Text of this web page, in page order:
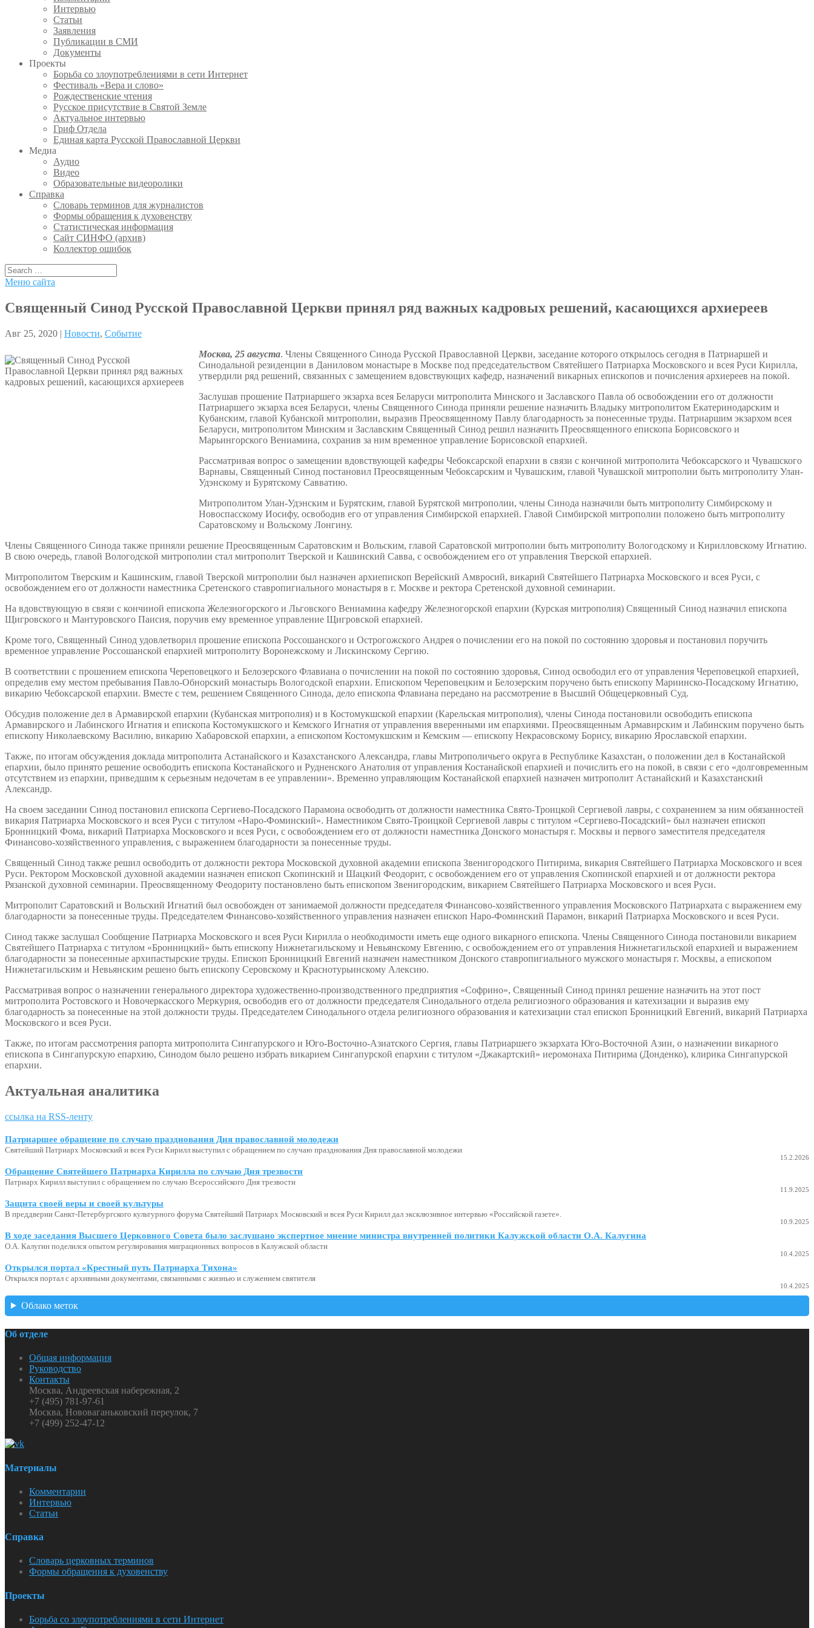
Интервью
Статьи
Заявления
Публикации в СМИ
Документы
Проекты
Борьба со злоупотреблениями в сети Интернет
Фестиваль «Вера и слово»
Рождественские чтения
Русское присутствие в Святой Земле
Актуальное интервью
Гриф Отдела
Единая карта Русской Православной Церкви
Медиа
Аудио
Видео
Образовательные видеоролики
Справка
Словарь терминов для журналистов
Формы обращения к духовенству
Статистическая информация
Сайт СИНФО (архив)
Коллектор ошибок
Меню сайта
Священный Синод Русской Православной Церкви принял ряд важных кадровых решений, касающихся архиереев
Авг 25, 2020 | Новости, Событие
Москва, 25 августа. Члены Священного Синода Русской Православной Церкви, заседание которого открылось сегодня в Патриаршей и
Синодальной резиденции в Даниловом монастыре в Москве под председательством Святейшего Патриарха Московского и всея Руси Кирилла,
утвердили ряд решений, связанных с замещением вдовствующих кафедр, назначений викарных епископов и почисления архиереев на покой.
Заслушав прошение Патриаршего экзарха всея Беларуси митрополита Минского и Заславского Павла об освобождении его от должности
Патриаршего экзарха всея Беларуси, члены Священного Синода приняли решение назначить Владыку митрополитом Екатеринодарским и
Кубанским, главой Кубанской митрополии, выразив Преосвященному Павлу благодарность за понесенные труды. Патриаршим экзархом всея
Беларуси, митрополитом Минским и Заславским Священный Синод решил назначить Преосвященного епископа Борисовского и
Марьингорского Вениамина, сохранив за ним временное управление Борисовской епархией.
Рассматривая вопрос о замещении вдовствующей кафедры Чебоксарской епархии в связи с кончиной митрополита Чебоксарского и Чувашского
Варнавы, Священный Синод постановил Преосвященным Чебоксарским и Чувашским, главой Чувашской митрополии быть митрополиту Улан-
Удэнскому и Бурятскому Савватию.
Митрополитом Улан-Удэнским и Бурятским, главой Бурятской митрополии, члены Синода назначили быть митрополиту Симбирскому и
Новоспасскому Иосифу, освободив его от управления Симбирской епархией. Главой Симбирской митрополии положено быть митрополиту
Саратовскому и Вольскому Лонгину.
Члены Священного Синода также приняли решение Преосвященным Саратовским и Вольским, главой Саратовской митрополии быть митрополиту Вологодскому и Кирилловскому Игнатию.
В свою очередь, главой Вологодской митрополии стал митрополит Тверской и Кашинский Савва, с освобождением его от управления Тверской епархией.
Митрополитом Тверским и Кашинским, главой Тверской митрополии был назначен архиепископ Верейский Амвросий, викарий Святейшего Патриарха Московского и всея Руси, с
освобождением его от должности наместника Сретенского ставропигиального монастыря в г. Москве и ректора Сретенской духовной семинарии.
На вдовствующую в связи с кончиной епископа Железногорского и Льговского Вениамина кафедру Железногорской епархии (Курская митрополия) Священный Синод назначил епископа
Щигровского и Мантуровского Паисия, поручив ему временное управление Щигровской епархией.
Кроме того, Священный Синод удовлетворил прошение епископа Россошанского и Острогожского Андрея о почислении его на покой по состоянию здоровья и постановил поручить
временное управление Россошанской епархией митрополиту Воронежскому и Лискинскому Сергию.
В соответствии с прошением епископа Череповецкого и Белозерского Флавиана о почислении на покой по состоянию здоровья, Синод освободил его от управления Череповецкой епархией,
определив ему местом пребывания Павло-Обнорский монастырь Вологодской епархии. Епископом Череповецким и Белозерским поручено быть епископу Мариинско-Посадскому Игнатию,
викарию Чебоксарской епархии. Вместе с тем, решением Священного Синода, дело епископа Флавиана передано на рассмотрение в Высший Общецерковный Суд.
Обсудив положение дел в Армавирской епархии (Кубанская митрополия) и в Костомукшской епархии (Карельская митрополия), члены Синода постановили освободить епископа
Армавирского и Лабинского Игнатия и епископа Костомукшского и Кемского Игнатия от управления вверенными им епархиями. Преосвященным Армавирским и Лабинским поручено быть
епископу Николаевскому Василию, викарию Хабаровской епархии, а епископом Костомукшским и Кемским — епископу Некрасовскому Борису, викарию Ярославской епархии.
Также, по итогам обсуждения доклада митрополита Астанайского и Казахстанского Александра, главы Митрополичьего округа в Республике Казахстан, о положении дел в Костанайской
епархии, было принято решение освободить епископа Костанайского и Рудненского Анатолия от управления Костанайской епархией и почислить его на покой, в связи с его «долговременным
отсутствием из епархии, приведшим к серьезным недочетам в ее управлении». Временно управляющим Костанайской епархией назначен митрополит Астанайский и Казахстанский
Александр.
На своем заседании Синод постановил епископа Сергиево-Посадского Парамона освободить от должности наместника Свято-Троицкой Сергиевой лавры, с сохранением за ним обязанностей
викария Патриарха Московского и всея Руси с титулом «Наро-Фоминский». Наместником Свято-Троицкой Сергиевой лавры с титулом «Сергиево-Посадский» был назначен епископ
Бронницкий Фома, викарий Патриарха Московского и всея Руси, с освобождением его от должности наместника Донского монастыря г. Москвы и первого заместителя председателя
Финансово-хозяйственного управления, с выражением благодарности за понесенные труды.
Священный Синод также решил освободить от должности ректора Московской духовной академии епископа Звенигородского Питирима, викария Святейшего Патриарха Московского и всея
Руси. Ректором Московской духовной академии назначен епископ Скопинский и Шацкий Феодорит, с освобождением его от управления Скопинской епархией и от должности ректора
Рязанской духовной семинарии. Преосвященному Феодориту постановлено быть епископом Звенигородским, викарием Святейшего Патриарха Московского и всея Руси.
Митрополит Саратовский и Вольский Игнатий был освобожден от занимаемой должности председателя Финансово-хозяйственного управления Московского Патриархата с выражением ему
благодарности за понесенные труды. Председателем Финансово-хозяйственного управления назначен епископ Наро-Фоминский Парамон, викарий Патриарха Московского и всея Руси.
Синод также заслушал Сообщение Патриарха Московского и всея Руси Кирилла о необходимости иметь еще одного викарного епископа. Члены Священного Синода постановили викарием
Святейшего Патриарха с титулом «Бронницкий» быть епископу Нижнетагильскому и Невьянскому Евгению, с освобождением его от управления Нижнетагильской епархией и выражением
благодарности за понесенные архипастырские труды. Епископ Бронницкий Евгений назначен наместником Донского ставропигиального мужского монастыря г. Москвы, а епископом
Нижнетагильским и Невьянским решено быть епископу Серовскому и Краснотурьинскому Алексию.
Рассматривая вопрос о назначении генерального директора художественно-производственного предприятия «Софрино», Священный Синод принял решение назначить на этот пост
митрополита Ростовского и Новочеркасского Меркурия, освободив его от должности председателя Синодального отдела религиозного образования и катехизации и выразив ему
благодарность за понесенные на этой должности труды. Председателем Синодального отдела религиозного образования и катехизации стал епископ Бронницкий Евгений, викарий Патриарха
Московского и всея Руси.
Также, по итогам рассмотрения рапорта митрополита Сингапурского и Юго-Восточно-Азиатского Сергия, главы Патриаршего экзархата Юго-Восточной Азии, о назначении викарного
епископа в Сингапурскую епархию, Синодом было решено избрать викарием Сингапурской епархии с титулом «Джакартский» иеромонаха Питирима (Донденко), клирика Сингапурской
епархии.
Актуальная аналитика
ссылка на RSS-ленту
Патриаршее обращение по случаю празднования Дня православной молодежи
Святейший Патриарх Московский и всея Руси Кирилл выступил с обращением по случаю празднования Дня православной молодежи
15.2.2026
Обращение Святейшего Патриарха Кирилла по случаю Дня трезвости
Патриарх Кирилл выступил с обращением по случаю Всероссийского Дня трезвости
11.9.2025
Защита своей веры и своей культуры
В преддверии Санкт-Петербургского культурного форума Святейший Патриарх Московский и всея Руси Кирилл дал эксклюзивное интервью «Российской газете».
10.9.2025
В ходе заседания Высшего Церковного Совета было заслушано экспертное мнение министра внутренней политики Калужской области О.А. Калугина
О.А. Калугин поделился опытом регулирования миграционных вопросов в Калужской области
10.4.2025
Открылся портал «Крестный путь Патриарха Тихона»
Открылся портал с архивными документами, связанными с жизнью и служением святителя
10.4.2025
Облако меток
Об отделе
Общая информация
Руководство
Контакты
Москва, Андреевская набережная, 2
+7 (495) 781-97-61
Москва, Нововаганьковский переулок, 7
+7 (499) 252-47-12
Материалы
Комментарии
Интервью
Статьи
Справка
Словарь церковных терминов
Формы обращения к духовенству
Проекты
Борьба со злоупотреблениями в сети Интернет